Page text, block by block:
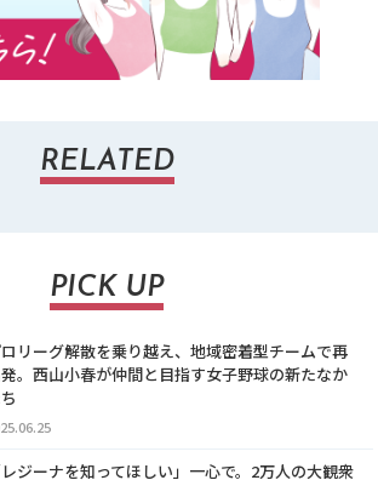
RELATED
PICK UP
リーグ解散を乗り越え、地域密着型チームで再
。西山小春が仲間と目指す女子野球の新たなか
レジーナを知ってほしい」一心で。2万人の大観衆